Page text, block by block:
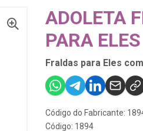
ADOLETA
PARA
Fraldas para Eles
Código do Fabricante:
Código: 1894